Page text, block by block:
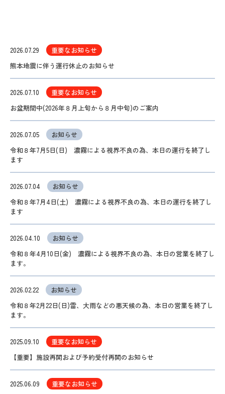
2026.07.29
重要なお知らせ
熊本地震に伴う運行休止のお知らせ
2026.07.10
重要なお知らせ
お盆期間中(2026年８月上旬から８月中旬)のご案内
2026.07.05
お知らせ
令和８年7月5日(日) 濃霧による視界不良の為、本日の運行を終了し
ます
2026.07.04
お知らせ
令和８年7月4日(土) 濃霧による視界不良の為、本日の運行を終了し
ます
2026.04.10
お知らせ
令和８年4月10日(金) 濃霧による視界不良の為、本日の営業を終了し
ます。
2026.02.22
お知らせ
令和８年2月22日(日)雷、大雨などの悪天候の為、本日の営業を終了し
ます。
2025.09.10
重要なお知らせ
【重要】施設再開および予約受付再開のお知らせ
2025.06.09
重要なお知らせ